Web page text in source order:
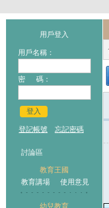
用戶登入
用戶名稱：
密 碼：
登入
登記帳號 忘記密碼
討論區
教育王國
教育講場
使用意見
幼兒教育